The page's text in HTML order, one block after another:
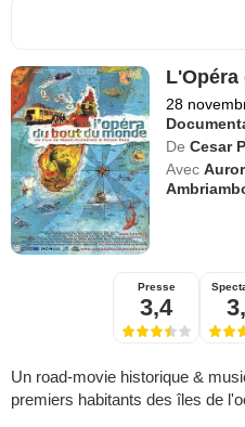
28
De Cesar
Avec
Presse
3,4
Un road-movie historique &
premiers habitants des îles de